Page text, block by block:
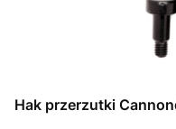
Hak przerzutki